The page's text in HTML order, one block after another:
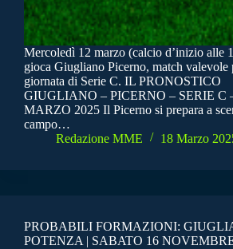
Mercoledì 12 marzo (calcio d’inizio alle
gioca Giugliano Picerno, match valevole
giornata di Serie C. IL PRONOSTICO
GIUGLIANO – PICERNO – SERIE C
MARZO 2025 Il Picerno si prepara a
campo…
Redazione MME
18 Marzo
PROBABILI FORMAZIONI:
POTENZA | SABATO 16